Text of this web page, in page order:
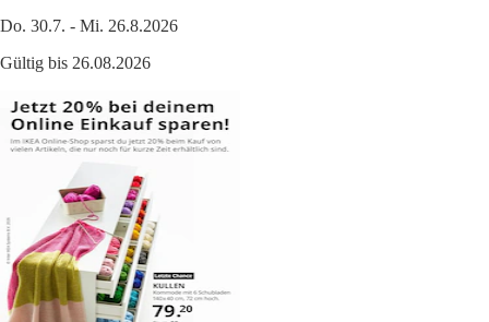
Do. 30.7. - Mi. 26.8.2026
Gültig bis 26.08.2026